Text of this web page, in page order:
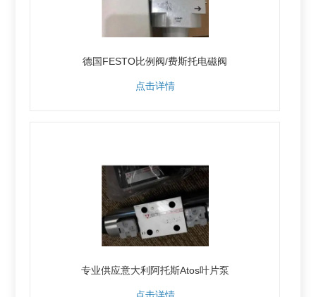
德国FESTO比例阀/费斯托电磁阀
点击详情
专业供应意大利阿托斯Atos叶片泵